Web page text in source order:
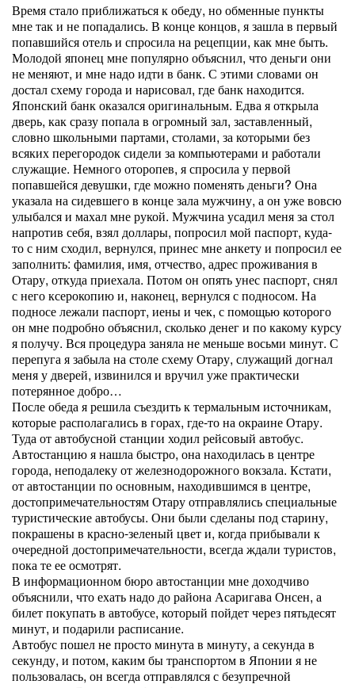
Время стало приближаться к обеду, но обменные пункты
мне так и не попадались. В конце концов, я зашла в первый
попавшийся отель и спросила на рецепции, как мне быть.
Молодой японец мне популярно объяснил, что деньги они
не меняют, и мне надо идти в банк. С этими словами он
достал схему города и нарисовал, где банк находится.
Японский банк оказался оригинальным. Едва я открыла
дверь, как сразу попала в огромный зал, заставленный,
словно школьными партами, столами, за которыми без
всяких перегородок сидели за компьютерами и работали
служащие. Немного оторопев, я спросила у первой
попавшейся девушки, где можно поменять деньги? Она
указала на сидевшего в конце зала мужчину, а он уже вовсю
улыбался и махал мне рукой. Мужчина усадил меня за стол
напротив себя, взял доллары, попросил мой паспорт, куда-
то с ним сходил, вернулся, принес мне анкету и попросил ее
заполнить: фамилия, имя, отчество, адрес проживания в
Отару, откуда приехала. Потом он опять унес паспорт, снял
с него ксерокопию и, наконец, вернулся с подносом. На
подносе лежали паспорт, иены и чек, с помощью которого
он мне подробно объяснил, сколько денег и по какому курсу
я получу. Вся процедура заняла не меньше восьми минут. С
перепуга я забыла на столе схему Отару, служащий догнал
меня у дверей, извинился и вручил уже практически
потерянное добро…
После обеда я решила съездить к термальным источникам,
которые располагались в горах, где-то на окраине Отару.
Туда от автобусной станции ходил рейсовый автобус.
Автостанцию я нашла быстро, она находилась в центре
города, неподалеку от железнодорожного вокзала. Кстати,
от автостанции по основным, находившимся в центре,
достопримечательностям Отару отправлялись специальные
туристические автобусы. Они были сделаны под старину,
покрашены в красно-зеленый цвет и, когда прибывали к
очередной достопримечательности, всегда ждали туристов,
пока те ее осмотрят.
В информационном бюро автостанции мне доходчиво
объяснили, что ехать надо до района Асаригава Онсен, а
билет покупать в автобусе, который пойдет через пятьдесят
минут, и подарили расписание.
Автобус пошел не просто минута в минуту, а секунда в
секунду, и потом, каким бы транспортом в Японии я не
пользовалась, он всегда отправлялся с безупречной